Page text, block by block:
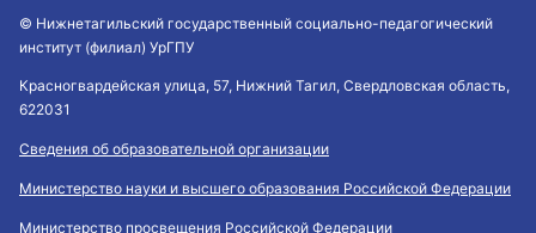
© Нижнетагильский государственный социально-педагогический
институт (филиал) УрГПУ
Красногвардейская улица, 57, Нижний Тагил, Свердловская область,
622031
Сведения об образовательной организации
Министерство науки и высшего образования Российской Федерации
Министерство просвещения Российской Федерации